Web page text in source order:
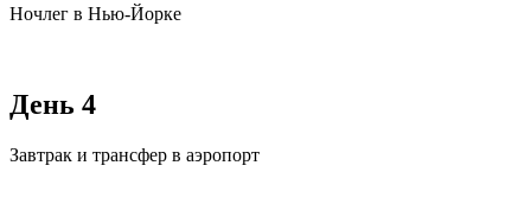
Ночлег в Нью-Йорке
День 4
Завтрак и трансфер в аэропорт